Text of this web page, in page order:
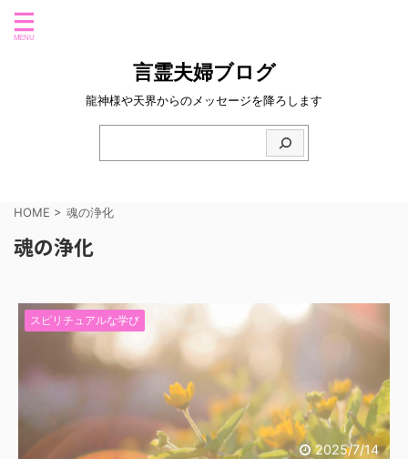
言霊夫婦ブログ
龍神様や天界からのメッセージを降ろします
HOME > 魂の浄化
魂の浄化
2025/7/14
スピリチュアルな学び